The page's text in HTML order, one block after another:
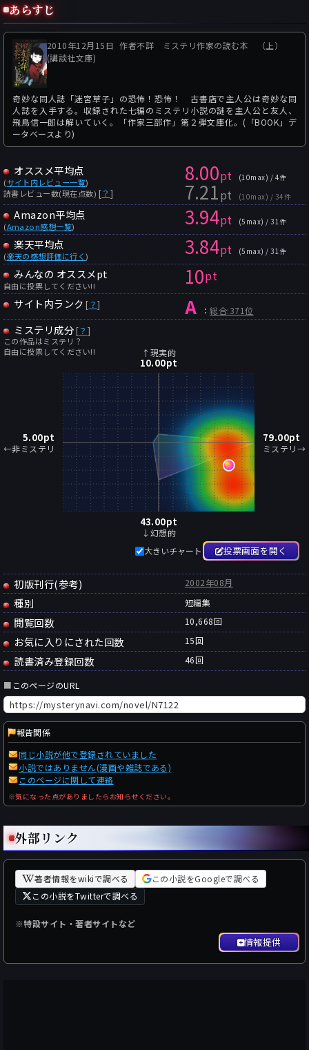
あらすじ
2010年12月15日 作者不詳 ミステリ作家の読む本 （上）
(講談社文庫)
奇妙な同人誌「迷宮草子」の恐怖！恐怖！ 古書店で主人公は奇妙な同
人誌を入手する。収録された七編のミステリ小説の謎を主人公と友人、
飛鳥信一郎は解いていく。「作家三部作」第２弾文庫化。(「BOOK」デ
ータベースより)
オススメ平均点
(サイト内レビュー一覧)
読書レビュー数(現在点数) [？ ]
8.00pt (10max) / 4件
7.21pt (10max) / 34件
Amazon平均点
(Amazon感想一覧) 3.94pt (5max) / 31件
楽天平均点
(楽天の感想評価に行く) 3.84pt (5max) / 31件
みんなの オススメpt
自由に投票してください!! 10pt
サイト内ランク [ ？] A ：総合:371位
ミステリ成分 [？ ]
この作品はミステリ？
自由に投票してください!!
↑現実的
10.00pt
5.00pt
←非ミステリ
79.00pt
ミステリ→
43.00pt
↓幻想的
大きいチャート
投票画面を開く
初版刊行(参考) 2002年08月
種別 短編集
閲覧回数 10,668回
お気に入りにされた回数 15回
読書済み登録回数 46回
■ このページのURL
報告関係
同じ小説が他で登録されていました
小説ではありません(漫画や雑誌である)
このページに関して連絡
※気になった点がありましたらお知らせください。
外部リンク
著者情報をwikiで調べる
この小説をGoogleで調べる
この小説をTwitterで調べる
※特設サイト・著者サイトなど
情報提供